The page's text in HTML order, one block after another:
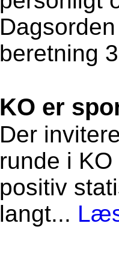
beretning
KO er
Der
runde i
positiv
langt...